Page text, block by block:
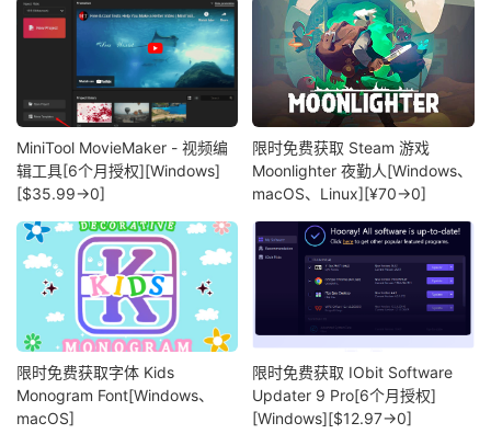
MiniTool MovieMaker - 视频编
辑工具[6个月授权][Windows]
[$35.99→0]
限时免费获取 Steam 游戏
Moonlighter 夜勤人[Windows、
macOS、Linux][¥70→0]
限时免费获取字体 Kids
Monogram Font[Windows、
macOS]
限时免费获取 IObit Software
Updater 9 Pro[6个月授权]
[Windows][$12.97→0]